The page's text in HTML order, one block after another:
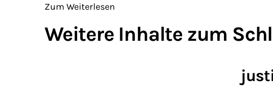
Zum Weiterlesen
Weitere Inhalte zum